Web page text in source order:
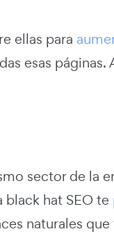
ellas para
esas páginas.
sector de la
hat SEO te
naturales